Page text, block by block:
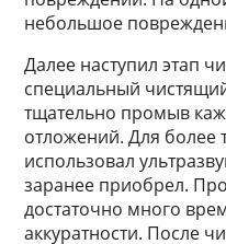
небольшое
Далее наступил этап
специальный
тщательно промыв
отложений. Для более
использовал
заранее приобрел.
достаточно много
аккуратности. После